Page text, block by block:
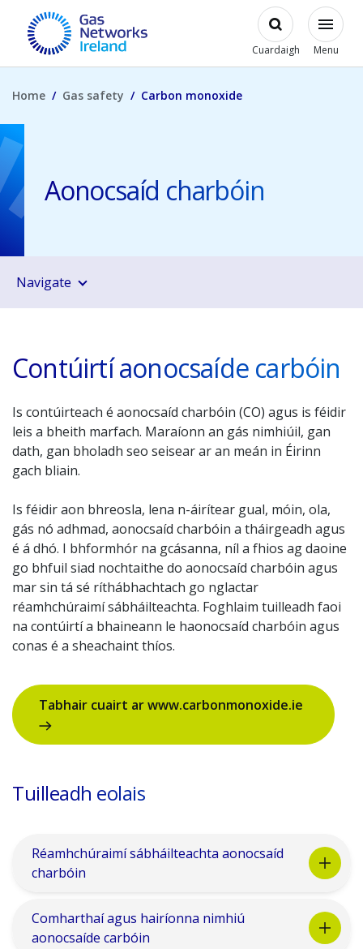
Skip to main content
Gas Networks Ireland HomepageOpen
Cuardaigh
Modal
Menu
Home Gas safety Carbon monoxide
Aonocsaíd charbóin
Contúirtí aonocsaíde carbóin
Is contúirteach é aonocsaíd charbóin (CO) agus is féidir
leis a bheith marfach. Maraíonn an gás nimhiúil, gan
dath, gan bholadh seo seisear ar an meán in Éirinn
gach bliain.
Is féidir aon bhreosla, lena n-áirítear gual, móin, ola,
gás nó adhmad, aonocsaíd charbóin a tháirgeadh agus
é á dhó. I bhformhór na gcásanna, níl a fhios ag daoine
go bhfuil siad nochtaithe do aonocsaíd charbóin agus
mar sin tá sé ríthábhachtach go nglactar
réamhchúraimí sábháilteachta. Foghlaim tuilleadh faoi
na contúirtí a bhaineann le haonocsaíd charbóin agus
conas é a sheachaint thíos.
Tabhair cuairt ar www.carbonmonoxide.ie
Tuilleadh eolais
Réamhchúraimí sábháilteachta aonocsaíd
charbóin
Comharthaí agus hairíonna nimhiú
aonocsaíde carbóin
Navigate